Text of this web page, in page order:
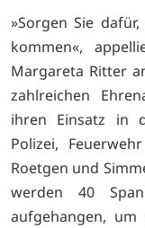
»Sorgen Sie
kommen«,
Margareta Ritter
zahlreichen
ihren Einsatz in
Polizei,
Roetgen und
werden 40
aufgehangen, um